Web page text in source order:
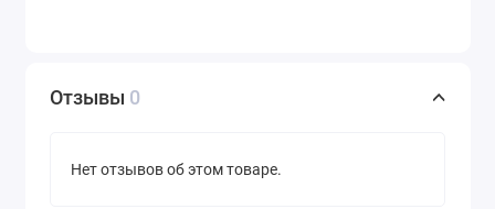
Отзывы 0
Нет отзывов об этом товаре.